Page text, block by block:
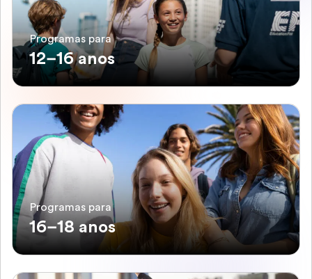
Programas para
12–16 anos
Programas para
16–18 anos